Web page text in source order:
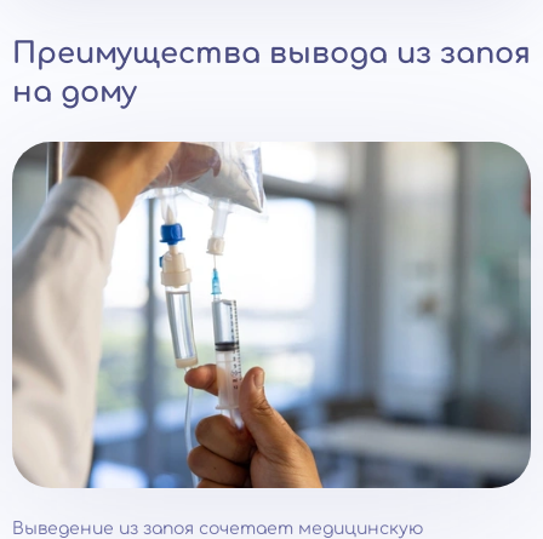
Преимущества вывода из запоя
на дому
Выведение из запоя сочетает медицинскую